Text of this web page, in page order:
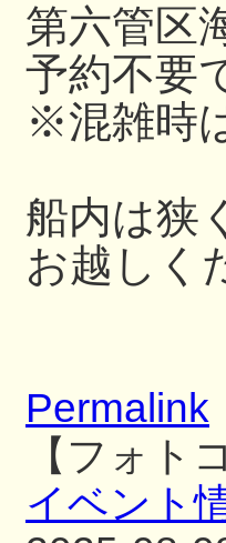
第六管区
予約不要
※混雑時
船内は狭
お越しく
Permalink
【フォト
イベント